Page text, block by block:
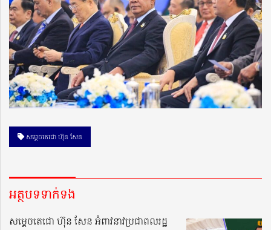
សម្តេចតេជោ ហ៊ុន សែន
អត្ថបទទាក់ទង
សម្ដេចតេជោ ហ៊ុន សែន អំពាវនាវប្រជាពលរដ្ឋ